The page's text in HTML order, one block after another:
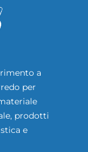
a
per
prodotti
e